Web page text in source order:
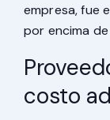
empresa, fue
por encima
costo